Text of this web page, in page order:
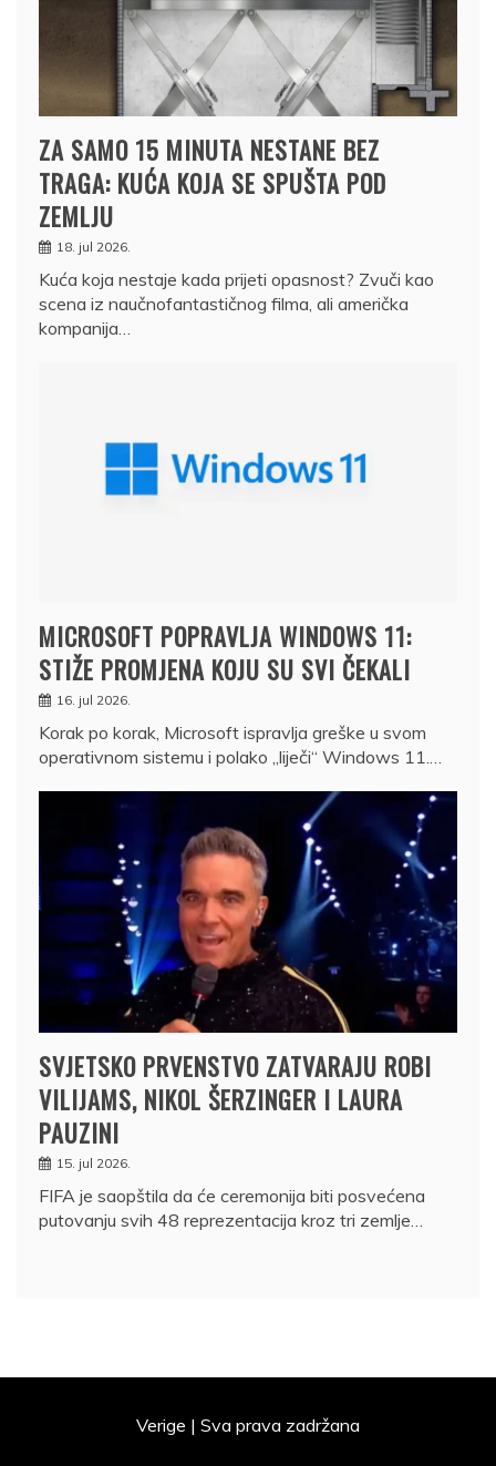
ZA SAMO 15 MINUTA NESTANE BEZ
TRAGA: KUĆA KOJA SE SPUŠTA POD
ZEMLJU
18. jul 2026.
Kuća koja nestaje kada prijeti opasnost? Zvuči kao
scena iz naučnofantastičnog filma, ali američka
kompanija…
MICROSOFT POPRAVLJA WINDOWS 11:
STIŽE PROMJENA KOJU SU SVI ČEKALI
16. jul 2026.
Korak po korak, Microsoft ispravlja greške u svom
operativnom sistemu i polako „liječi“ Windows 11.…
SVJETSKO PRVENSTVO ZATVARAJU ROBI
VILIJAMS, NIKOL ŠERZINGER I LAURA
PAUZINI
15. jul 2026.
FIFA je saopštila da će ceremonija biti posvećena
putovanju svih 48 reprezentacija kroz tri zemlje…
Verige | Sva prava zadržana